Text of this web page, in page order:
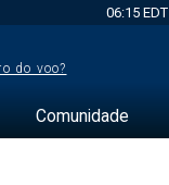
06:15 EDT
do voo?
Comunidade